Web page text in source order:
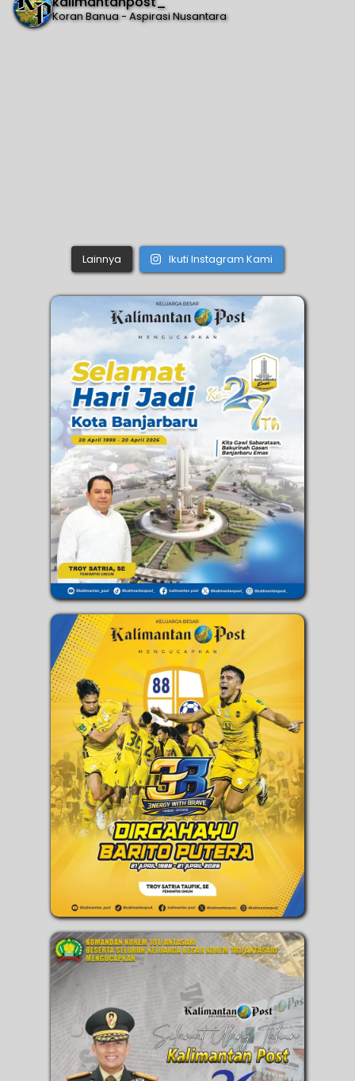
Koran Banua - Aspirasi Nusantara
Lainnya Ikuti Instagram Kami